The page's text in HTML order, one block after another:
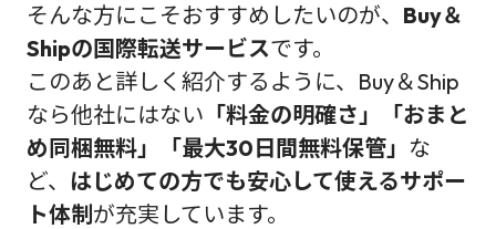
そんな方にこそおすすめしたいのが、 Buy＆
Shipの国際転送サービスです。
このあと詳しく紹介するように、Buy＆Ship
なら他社にはない 「料金の明確さ」「おまと
め同梱無料」「最大30日間無料保管」 な
ど、 はじめての方でも安心して使えるサポー
ト体制が充実しています。